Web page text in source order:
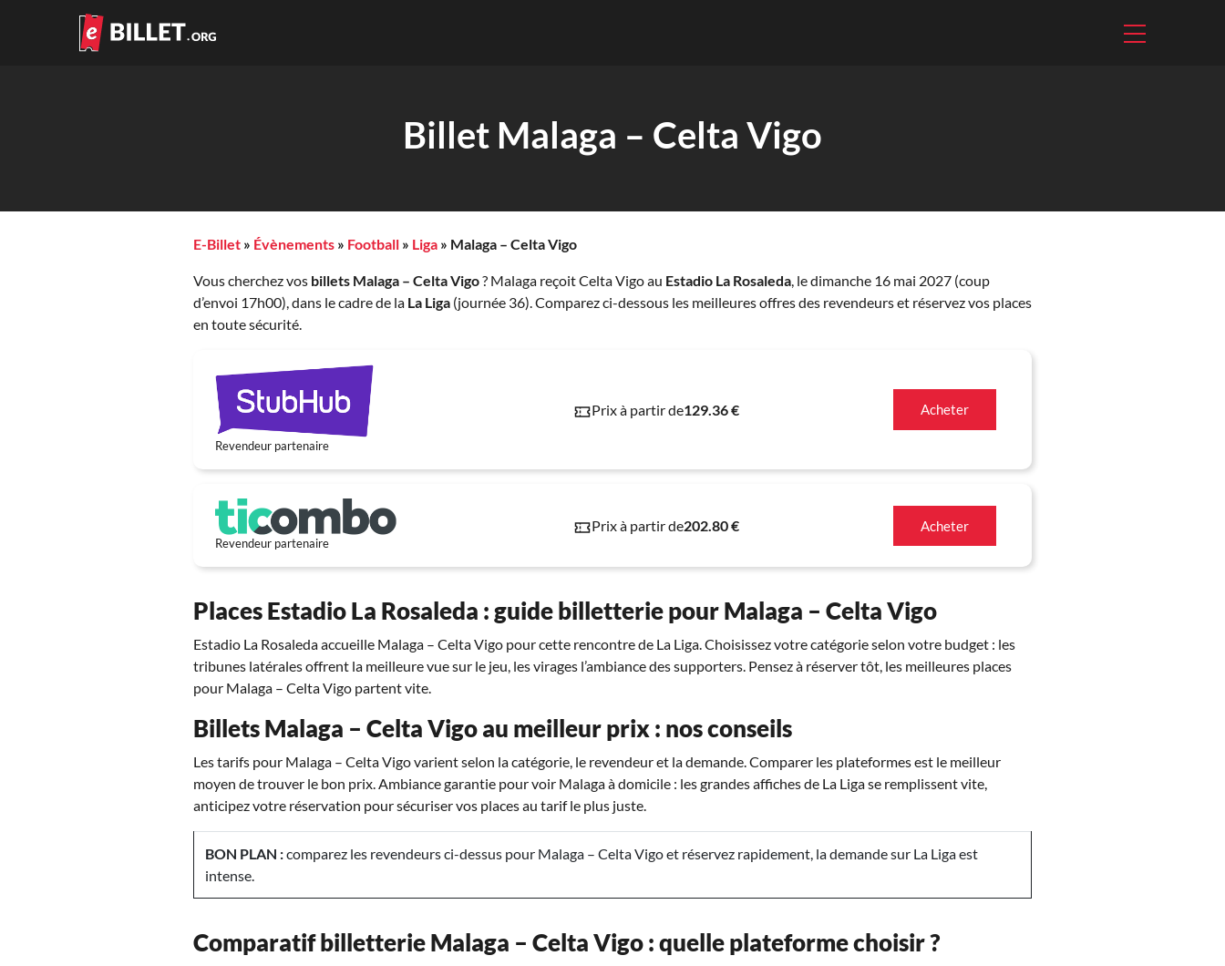
Billet Malaga – Celta Vigo
E-Billet » Évènements » Football » Liga » Malaga – Celta Vigo
Vous cherchez vos billets Malaga – Celta Vigo? Malaga reçoit Celta Vigo au Estadio La Rosaleda, le dimanche 16 mai 2027 (coup
d’envoi 17h00), dans le cadre de la La Liga (journée 36). Comparez ci-dessous les meilleures offres des revendeurs et réservez vos places
en toute sécurité.
Revendeur partenaire
Prix à partir de129.36 € Acheter
Revendeur partenaire
Prix à partir de202.80 € Acheter
Places Estadio La Rosaleda : guide billetterie pour Malaga – Celta Vigo
Estadio La Rosaleda accueille Malaga – Celta Vigo pour cette rencontre de La Liga. Choisissez votre catégorie selon votre budget : les
tribunes latérales offrent la meilleure vue sur le jeu, les virages l’ambiance des supporters. Pensez à réserver tôt, les meilleures places
pour Malaga – Celta Vigo partent vite.
Billets Malaga – Celta Vigo au meilleur prix : nos conseils
Les tarifs pour Malaga – Celta Vigo varient selon la catégorie, le revendeur et la demande. Comparer les plateformes est le meilleur
moyen de trouver le bon prix. Ambiance garantie pour voir Malaga à domicile : les grandes affiches de La Liga se remplissent vite,
anticipez votre réservation pour sécuriser vos places au tarif le plus juste.
BON PLAN :comparez les revendeurs ci-dessus pour Malaga – Celta Vigo et réservez rapidement, la demande sur La Liga est
intense.
Comparatif billetterie Malaga – Celta Vigo : quelle plateforme choisir ?